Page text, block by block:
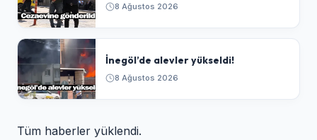
8 Ağustos 2026
İnegöl’de alevler yükseldi!
8 Ağustos 2026
Tüm haberler yüklendi.